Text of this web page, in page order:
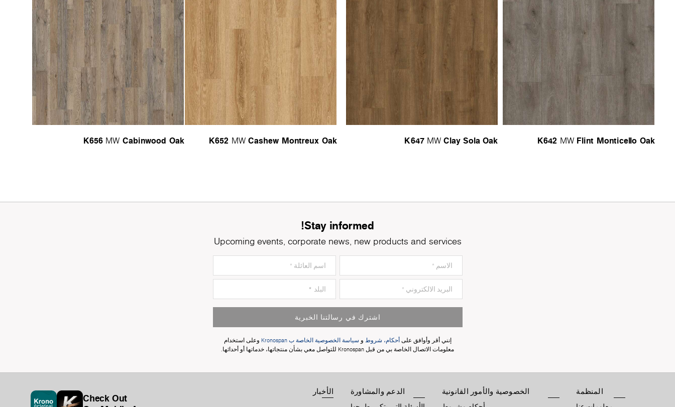
K642 MW Flint Monticello Oak
K647 MW Clay Sola Oak
K652 MW Cashew Montreux Oak
K656 MW Cabinwood Oak
Stay informed!
Upcoming events, corporate news, new products and services
اشترك في رسالتنا الخبرية
إنني أقر وأوافق علىأحكام، شروط و سياسة الخصوصية الخاصة ب Kronospan
وعلى استخدام
معلومات الاتصال الخاصة بي من قبل Kronospan للتواصل معي بشأن منتجاتها، خدماتها أو أحداثها.
المنظمة الخصوصية والأمور القانونية الدعم والمشاورة الأخبار
Check Out